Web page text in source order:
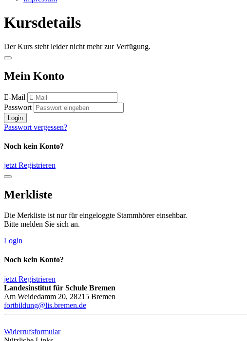
Kursdetails
Der Kurs steht leider nicht mehr zur Verfügung.
Mein Konto
E-Mail
Passwort
Login
Passwort vergessen?
Noch kein Konto?
jetzt Registrieren
Merkliste
Die Merkliste ist nur für eingeloggte Stammhörer einsehbar.
Bitte melden Sie sich an.
Login
Noch kein Konto?
jetzt Registrieren
Landesinstitut für Schule Bremen
Am Weidedamm 20, 28215 Bremen
fortbildung@lis.bremen.de
Widerrufsformular